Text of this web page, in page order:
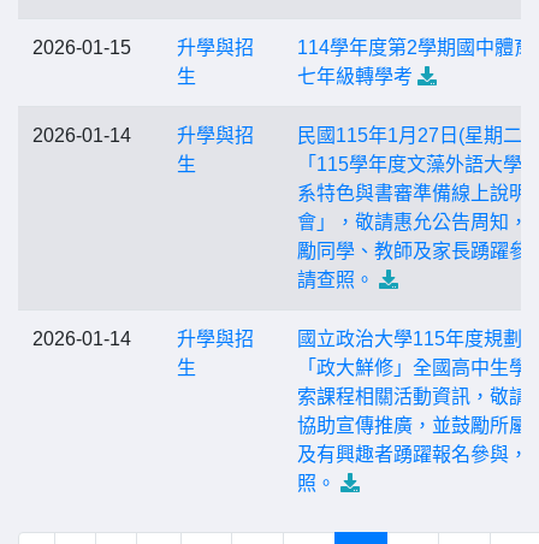
2026-01-15
升學與招
生
114學年度第2學期國中體育
七年級轉學考
2026-01-14
升學與招
生
民國115年1月27日(星期二)
「115學年度文藻外語大學
系特色與書審準備線上說明
會」，敬請惠允公告周知，
勵同學、教師及家長踴躍參
請查照。
2026-01-14
升學與招
生
國立政治大學115年度規劃
「政大鮮修」全國高中生學
索課程相關活動資訊，敬請
協助宣傳推廣，並鼓勵所屬
及有興趣者踴躍報名參與，
照。